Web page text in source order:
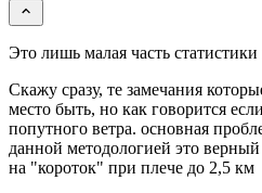
Это лишь малая часть статистики
Скажу сразу, те замечания
место быть, но как говорится
попутного ветра. основная
данной методологией это
на "короток" при плече до 2,5 км